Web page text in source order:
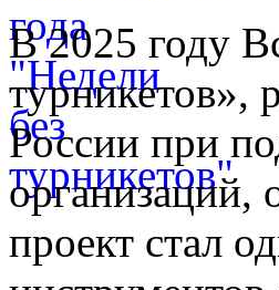
В 2025 году
турникетов»,
России при
организаций,
проект стал